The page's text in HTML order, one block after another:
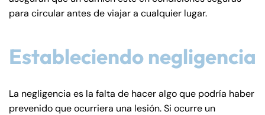
para circular antes de viajar a cualquier lugar.
Estableciendo negligencia
La negligencia es la falta de hacer algo que podría haber
prevenido que ocurriera una lesión. Si ocurre un